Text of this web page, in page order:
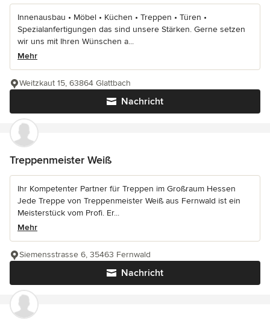
Innenausbau • Möbel • Küchen • Treppen • Türen •
Spezialanfertigungen das sind unsere Stärken. Gerne setzen
wir uns mit Ihren Wünschen a...
Mehr
Nachricht
Weitzkaut 15, 63864 Glattbach
Treppenmeister Weiß
Ihr Kompetenter Partner für Treppen im Großraum Hessen
Jede Treppe von Treppenmeister Weiß aus Fernwald ist ein
Meisterstück vom Profi. Er...
Mehr
Nachricht
Siemensstrasse 6, 35463 Fernwald